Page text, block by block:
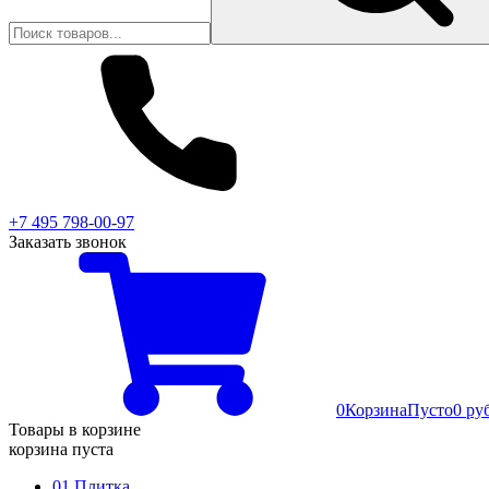
+7 495 798-00-97
Заказать звонок
0КорзинаПусто0
Товары в корзине
корзина пуста